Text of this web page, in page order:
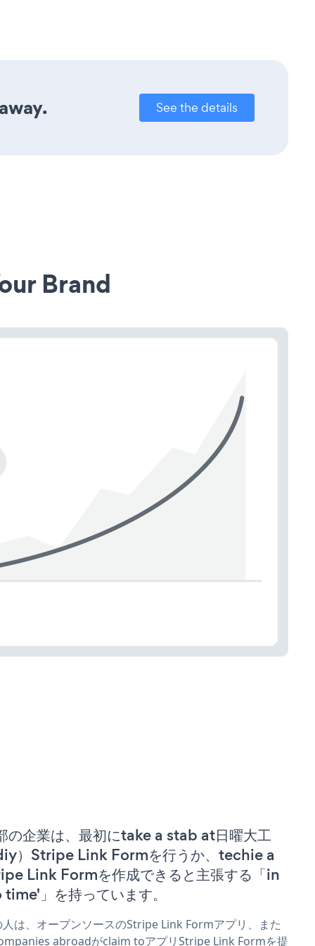
See the details
Brand
の企業は、最初にtake a stab at日曜大工
diy）Stripe Link Formを行うか、techie a
Link Formを作成できると主張する「in
」を持っています。
人は、オープンソースのStripe Link Formアプリ、また
abroadがclaim toアプリStripe Link Formを提